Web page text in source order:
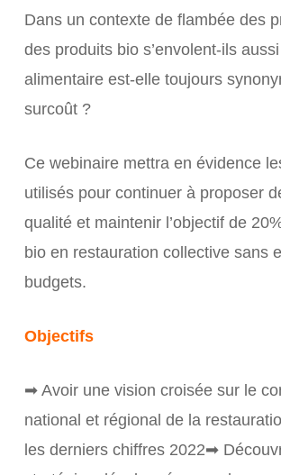
Dans un contexte de flambée des
des produits bio s’envolent-ils
alimentaire est-elle toujours
surcoût ?
Ce webinaire mettra en évidence
utilisés pour continuer à proposer
qualité et maintenir l’objectif de
bio en restauration collective sans
budgets.
Objectifs
➡ Avoir une vision croisée sur le
national et régional de la
les derniers chiffres 2022➡